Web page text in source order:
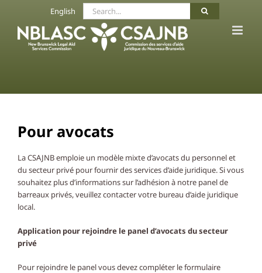
content
English
Search
for:
Pour avocats
La CSAJNB emploie un modèle mixte d’avocats du personnel et
du secteur privé pour fournir des services d’aide juridique. Si vous
souhaitez plus d’informations sur l’adhésion à notre panel de
barreaux privés, veuillez contacter votre bureau d’aide juridique
local.
Application pour rejoindre le panel d’avocats du secteur
privé
Pour rejoindre le panel vous devez compléter le formulaire